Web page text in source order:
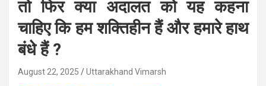
तो फिर क्या अदालत को यह कहना
चाहिए कि हम शक्तिहीन हैं और हमारे हाथ
बंधे हैं ?
August 22, 2025 Uttarakhand Vimarsh